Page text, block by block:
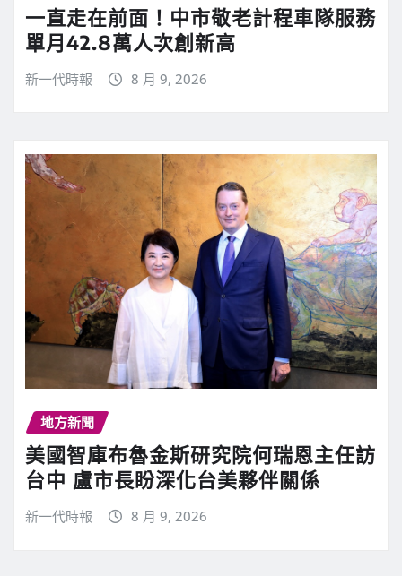
一直走在前面！中市敬老計程車隊服務
單月42.8萬人次創新高
新一代時報 8 月 9, 2026
地方新聞
美國智庫布魯金斯研究院何瑞恩主任訪
台中 盧市長盼深化台美夥伴關係
新一代時報 8 月 9, 2026